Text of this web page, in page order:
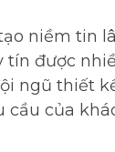
niềm tin
tín được
ngũ thiết
cầu của